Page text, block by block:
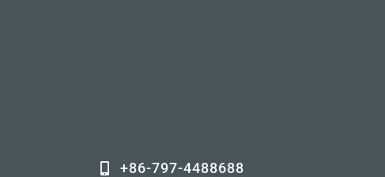
+86-797-4488688